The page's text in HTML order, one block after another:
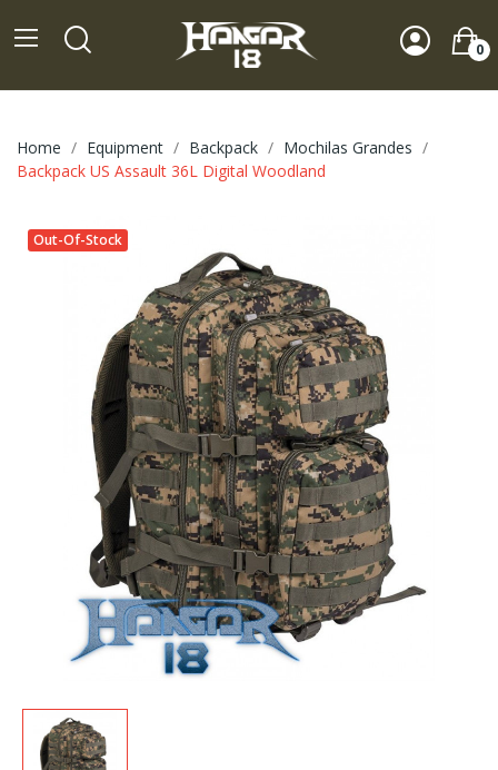
0
Home Equipment Backpack
Mochilas Grandes
Backpack US Assault 36L Digital Woodland
Out-Of-Stock